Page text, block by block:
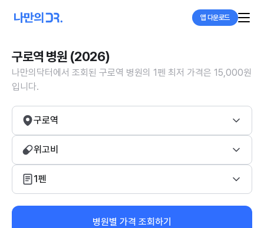
앱 다운로드
구로역 병원 (2026)
나만의닥터에서 조회된 구로역 병원의 1펜 최저 가격은 15,000원
입니다.
구로역
위고비
1펜
병원별 가격 조회하기